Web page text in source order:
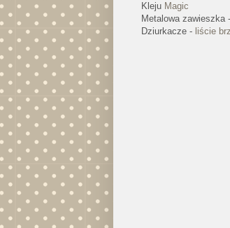
Kleju Magic
Metalowa zawieszka -
Dziurkacze - liście